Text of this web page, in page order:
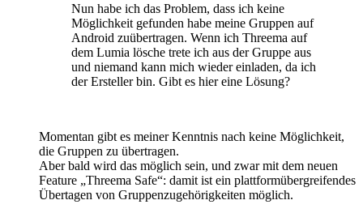
Nun habe ich das Problem, dass ich keine
Möglichkeit gefunden habe meine Gruppen auf
Android zuübertragen. Wenn ich Threema auf
dem Lumia lösche trete ich aus der Gruppe aus
und niemand kann mich wieder einladen, da ich
der Ersteller bin. Gibt es hier eine Lösung?
Momentan gibt es meiner Kenntnis nach keine Möglichkeit,
die Gruppen zu übertragen.
Aber bald wird das möglich sein, und zwar mit dem neuen
Feature „Threema Safe“: damit ist ein plattformübergreifendes
Übertagen von Gruppenzugehörigkeiten möglich.